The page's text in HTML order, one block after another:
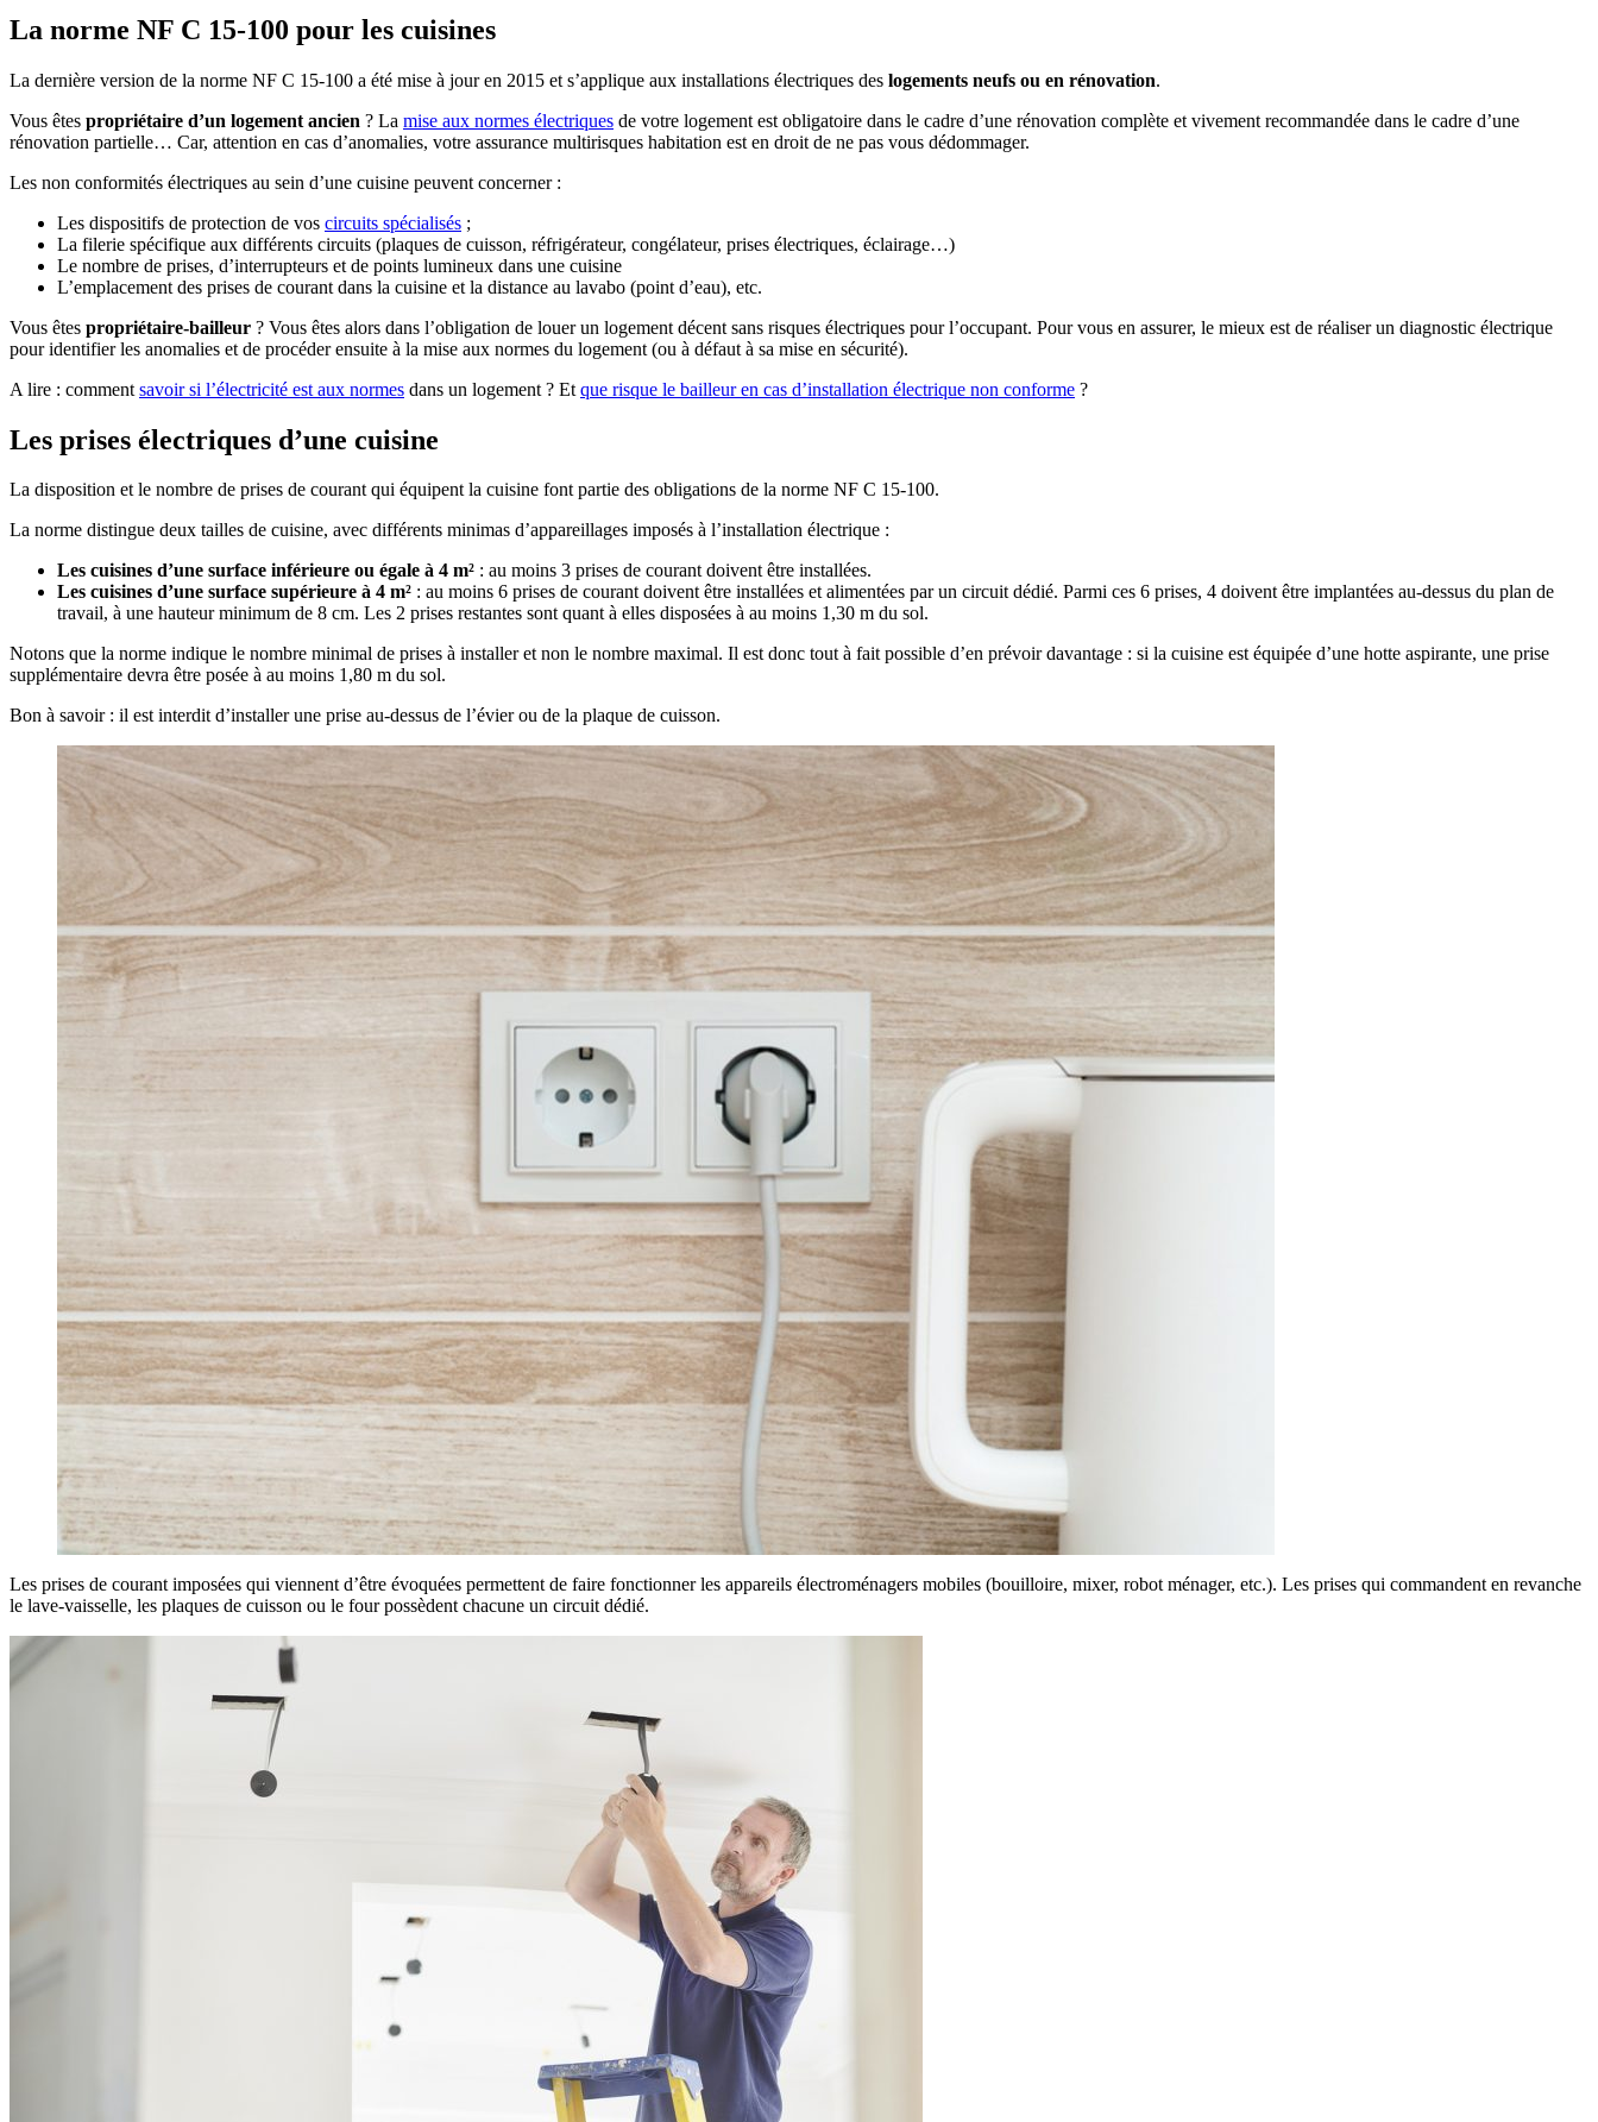
La norme NF C 15-100 pour les cuisines
La dernière version de la norme NF C 15-100 a été mise à jour en 2015 et s’applique aux installations électriques des logements neufs ou en rénovation.
Vous êtes propriétaire d’un logement ancien ? La mise aux normes électriques de votre logement est obligatoire dans le cadre d’une rénovation complète et vivement recommandée dans le cadre d’une
rénovation partielle… Car, attention en cas d’anomalies, votre assurance multirisques habitation est en droit de ne pas vous dédommager.
Les non conformités électriques au sein d’une cuisine peuvent concerner :
Les dispositifs de protection de vos circuits spécialisés ;
La filerie spécifique aux différents circuits (plaques de cuisson, réfrigérateur, congélateur, prises électriques, éclairage…)
Le nombre de prises, d’interrupteurs et de points lumineux dans une cuisine
L’emplacement des prises de courant dans la cuisine et la distance au lavabo (point d’eau), etc.
Vous êtes propriétaire-bailleur ? Vous êtes alors dans l’obligation de louer un logement décent sans risques électriques pour l’occupant. Pour vous en assurer, le mieux est de réaliser un diagnostic électrique
pour identifier les anomalies et de procéder ensuite à la mise aux normes du logement (ou à défaut à sa mise en sécurité).
A lire : comment savoir si l’électricité est aux normes dans un logement ? Et que risque le bailleur en cas d’installation électrique non conforme ?
Les prises électriques d’une cuisine
La disposition et le nombre de prises de courant qui équipent la cuisine font partie des obligations de la norme NF C 15-100.
La norme distingue deux tailles de cuisine, avec différents minimas d’appareillages imposés à l’installation électrique :
Les cuisines d’une surface inférieure ou égale à 4 m² : au moins 3 prises de courant doivent être installées.
Les cuisines d’une surface supérieure à 4 m² : au moins 6 prises de courant doivent être installées et alimentées par un circuit dédié. Parmi ces 6 prises, 4 doivent être implantées au-dessus du plan de
travail, à une hauteur minimum de 8 cm. Les 2 prises restantes sont quant à elles disposées à au moins 1,30 m du sol.
Notons que la norme indique le nombre minimal de prises à installer et non le nombre maximal. Il est donc tout à fait possible d’en prévoir davantage : si la cuisine est équipée d’une hotte aspirante, une prise
supplémentaire devra être posée à au moins 1,80 m du sol.
Bon à savoir : il est interdit d’installer une prise au-dessus de l’évier ou de la plaque de cuisson.
Les prises de courant imposées qui viennent d’être évoquées permettent de faire fonctionner les appareils électroménagers mobiles (bouilloire, mixer, robot ménager, etc.). Les prises qui commandent en revanche
le lave-vaisselle, les plaques de cuisson ou le four possèdent chacune un circuit dédié.